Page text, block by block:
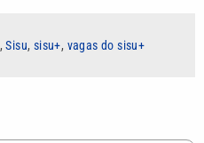
,Sisu, sisu+, vagas do sisu+